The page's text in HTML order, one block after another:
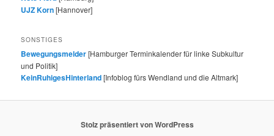
UJZ Korn[Hannover]
SONSTIGES
Bewegungsmelder[Hamburger Terminkalender für linke Subkultur
und Politik]
KeinRuhigesHinterland[Infoblog fürs Wendland und die Altmark]
Stolz präsentiert von WordPress